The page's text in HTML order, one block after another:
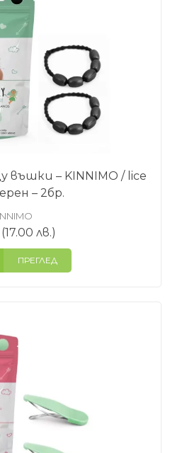
въшки – KINNIMO / lice
– 2бр.
(17.00 лв.)
ПРЕГЛЕД